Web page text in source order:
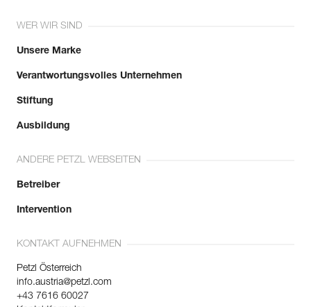
WER WIR SIND
Unsere Marke
Verantwortungsvolles Unternehmen
Stiftung
Ausbildung
ANDERE PETZL WEBSEITEN
Betreiber
Intervention
KONTAKT AUFNEHMEN
Petzl Österreich
info.austria@petzl.com
+43 7616 60027